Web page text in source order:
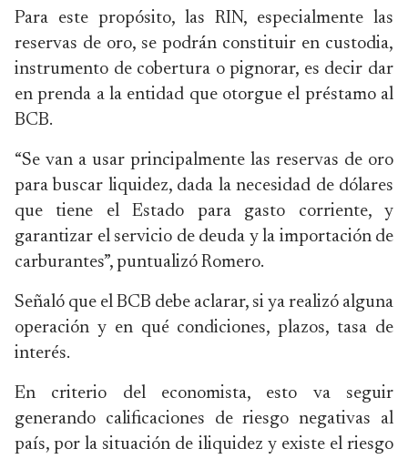
Para este propósito, las RIN, especialmente las
reservas de oro, se podrán constituir en custodia,
instrumento de cobertura o pignorar, es decir dar
en prenda a la entidad que otorgue el préstamo al
BCB.
“Se van a usar principalmente las reservas de oro
para buscar liquidez, dada la necesidad de dólares
que tiene el Estado para gasto corriente, y
garantizar el servicio de deuda y la importación de
carburantes”, puntualizó Romero.
Señaló que el BCB debe aclarar, si ya realizó alguna
operación y en qué condiciones, plazos, tasa de
interés.
En criterio del economista, esto va seguir
generando calificaciones de riesgo negativas al
país, por la situación de iliquidez y existe el riesgo